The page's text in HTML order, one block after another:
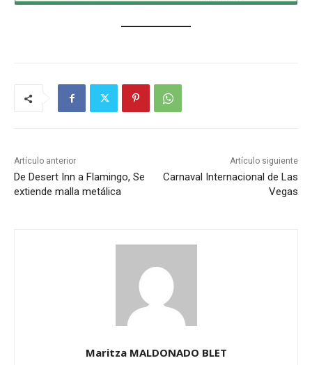
Artículo anterior
De Desert Inn a Flamingo, Se
extiende malla metálica
Artículo siguiente
Carnaval Internacional de Las
Vegas
Maritza MALDONADO BLET